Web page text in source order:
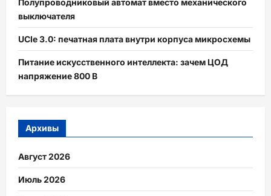
выключателя
UCIe 3.0: печатная плата внутри корпуса микросхемы
Питание искусственного интеллекта: зачем ЦОД
напряжение 800 В
Архивы
Август 2026
Июль 2026